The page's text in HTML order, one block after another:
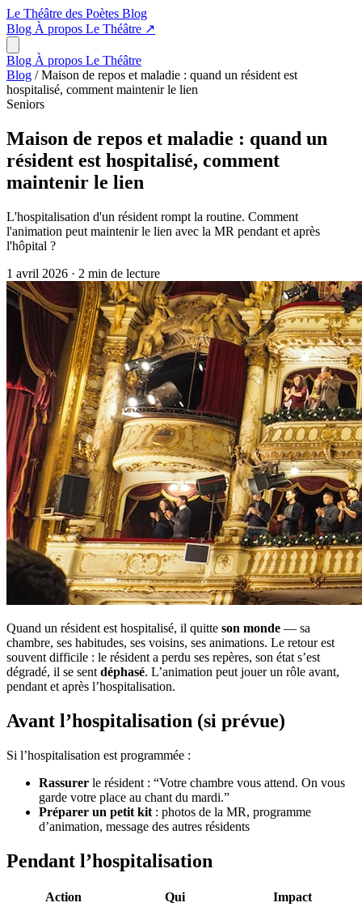
Le Théâtre des Poètes Blog
Blog À propos Le Théâtre ↗
Blog À propos Le Théâtre
Blog / Maison de repos et maladie : quand un résident est
hospitalisé, comment maintenir le lien
Seniors
Maison de repos et maladie : quand un
résident est hospitalisé, comment
maintenir le lien
L'hospitalisation d'un résident rompt la routine. Comment
l'animation peut maintenir le lien avec la MR pendant et après
l'hôpital ?
1 avril 2026 · 2 min de lecture
Quand un résident est hospitalisé, il quitte son monde — sa
chambre, ses habitudes, ses voisins, ses animations. Le retour est
souvent difficile : le résident a perdu ses repères, son état s’est
dégradé, il se sent déphasé. L’animation peut jouer un rôle avant,
pendant et après l’hospitalisation.
Avant l’hospitalisation (si prévue)
Si l’hospitalisation est programmée :
Rassurer le résident : “Votre chambre vous attend. On vous
garde votre place au chant du mardi.”
Préparer un petit kit : photos de la MR, programme
d’animation, message des autres résidents
Pendant l’hospitalisation
Action Qui
Impact